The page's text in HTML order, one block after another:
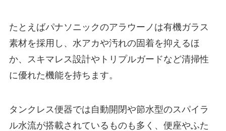
たとえばパナソニックのアラウーノは有機ガラス
素材を採用し、水アカや汚れの固着を抑えるほ
か、スキマレス設計やトリプルガードなど清掃性
に優れた機能を持ちます。
タンクレス便器では自動開閉や節水型のスパイラ
ル水流が搭載されているものも多く、便座やふた